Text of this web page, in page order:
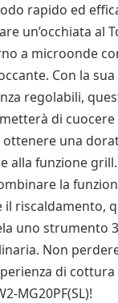
rapido ed
un’occhiata al
a microonde
Con la
regolabili,
di
ottenere una
alla funzione
la
il riscaldamento,
uno strumento
Non
di cottura
MG20PF(SL)!